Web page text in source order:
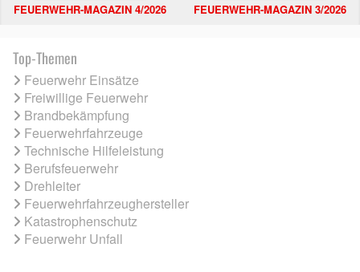
FEUERWEHR-MAGAZIN 4/2026 FEUERWEHR-MAGAZIN 3/2026
Top-Themen
Feuerwehr Einsätze
Freiwillige Feuerwehr
Brandbekämpfung
Feuerwehrfahrzeuge
Technische Hilfeleistung
Berufsfeuerwehr
Drehleiter
Feuerwehrfahrzeughersteller
Katastrophenschutz
Feuerwehr Unfall